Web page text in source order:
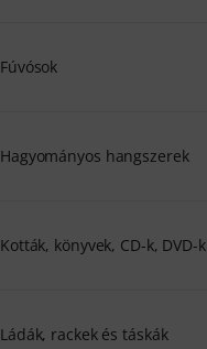
Fúvósok
Hagyományos hangszerek
Kották, könyvek, CD-k, DVD-k
Ládák, rackek és táskák